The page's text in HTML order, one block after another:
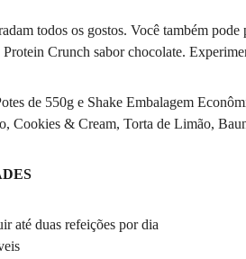
todos os gostos. Você também
Crunch sabor chocolate.
de 550g e Shake Embalagem
Cookies & Cream, Torta de Limão,
até duas refeições por dia